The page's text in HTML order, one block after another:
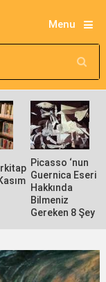
Menu
Picasso ‘nun
Guernica Eseri
Hakkında
Bilmeniz
Gereken 8 Şey